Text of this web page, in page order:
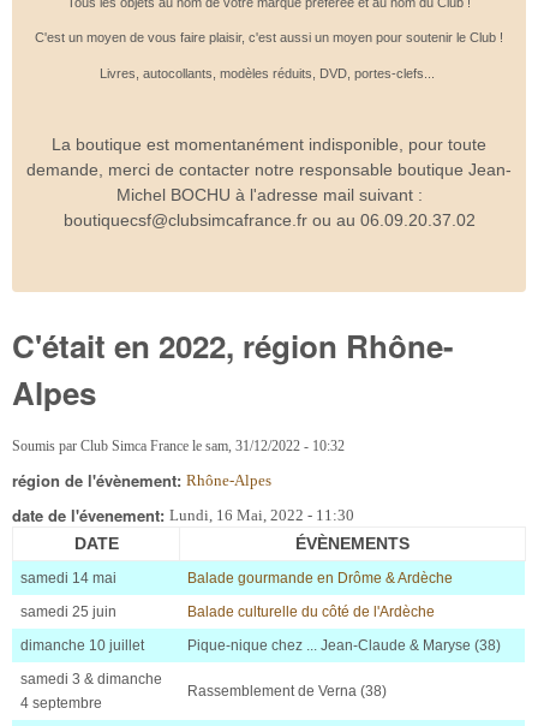
C'est un moyen de vous faire plaisir, c'est aussi un moyen pour soutenir le Club !
Livres, autocollants, modèles réduits, DVD, portes-clefs...
La boutique est momentanément indisponible, pour toute
demande, merci de contacter notre responsable boutique Jean-
Michel BOCHU à l'adresse mail suivant :
boutiquecsf@clubsimcafrance.fr ou au 06.09.20.37.02
C'était en 2022, région Rhône-
Alpes
Soumis par Club Simca France le sam, 31/12/2022 - 10:32
région de l'évènement: Rhône-Alpes
date de l'évenement: Lundi, 16 Mai, 2022 - 11:30
DATE ÉVÈNEMENTS
samedi 14 mai
Balade gourmande en Drôme & Ardèche
samedi 25 juin
Balade culturelle du côté de l'Ardèche
dimanche 10 juillet
Pique-nique chez ... Jean-Claude & Maryse (38)
samedi 3 & dimanche
4 septembre
Rassemblement de Verna (38)